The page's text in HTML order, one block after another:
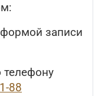
записи
телефону
88